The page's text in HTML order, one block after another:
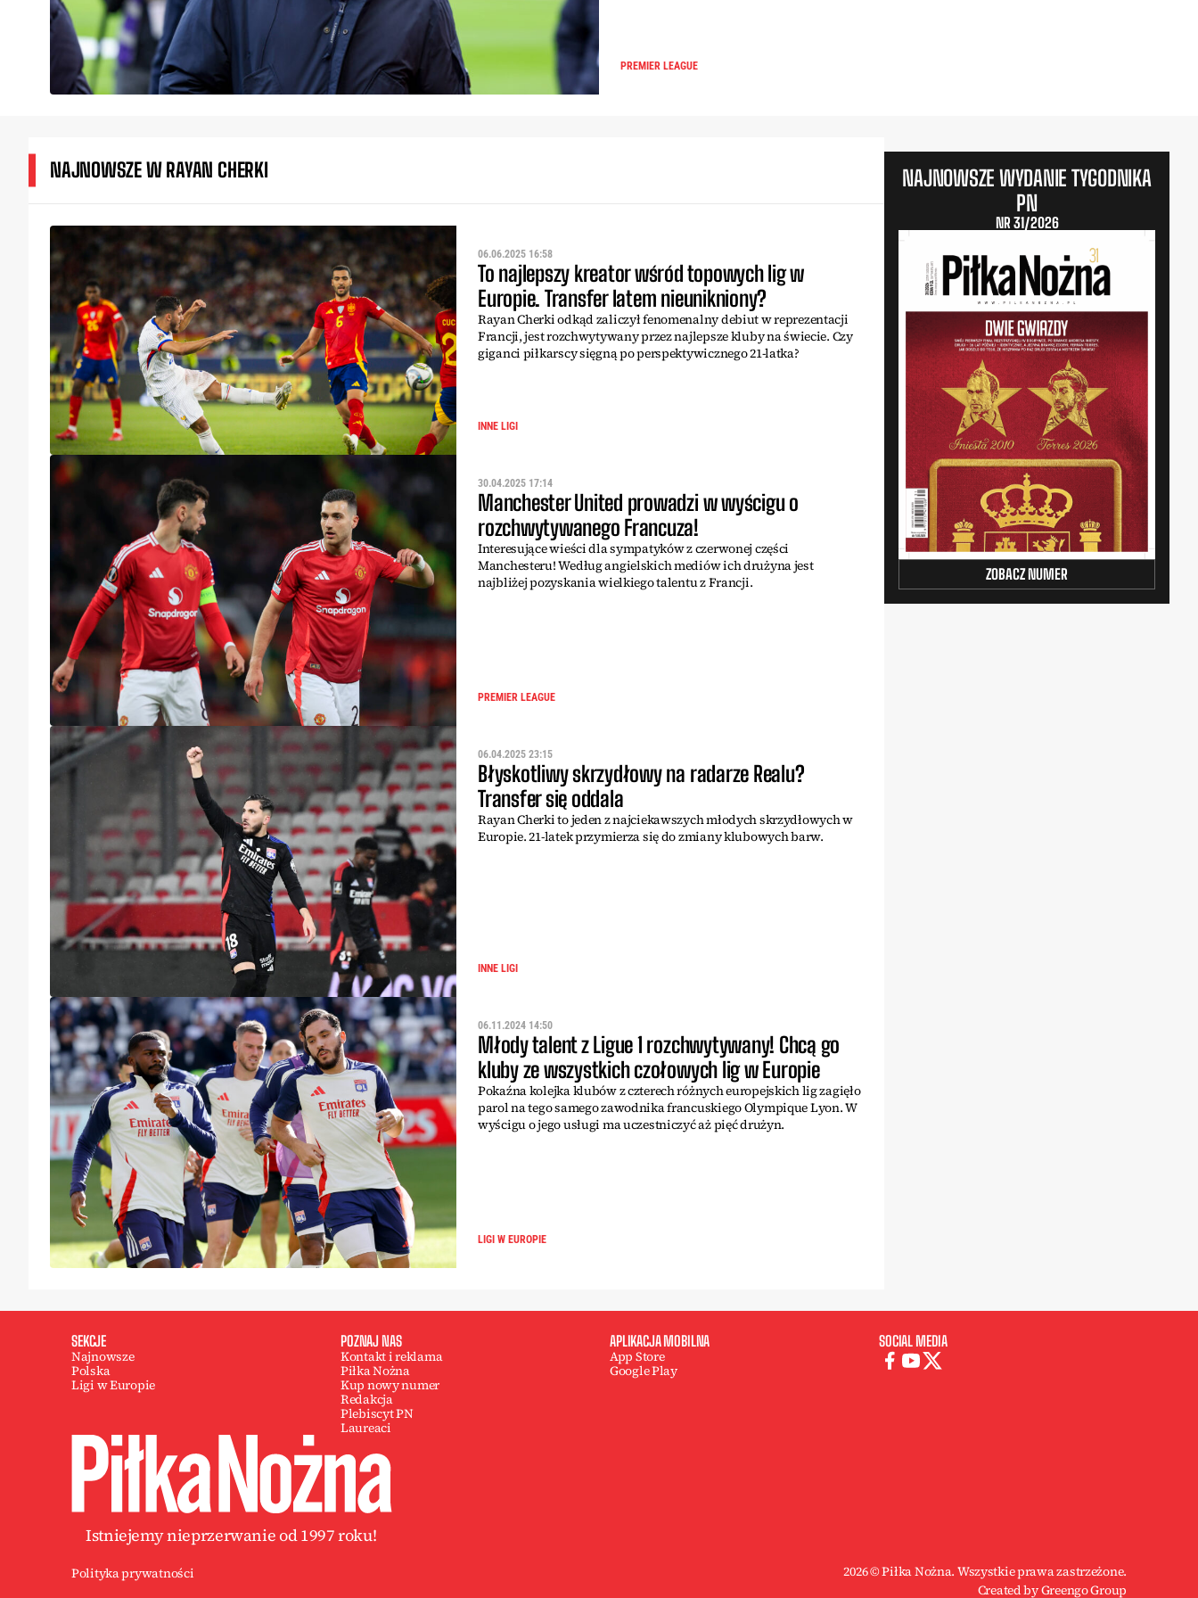
PREMIER LEAGUE
NAJNOWSZE W RAYAN CHERKI
06.06.2025 16:58
To najlepszy kreator wśród topowych lig w
Europie. Transfer latem nieunikniony?
Rayan Cherki odkąd zaliczył fenomenalny debiut w reprezentacji
Francji, jest rozchwytywany przez najlepsze kluby na świecie. Czy
giganci piłkarscy sięgną po perspektywicznego 21-latka?
INNE LIGI
30.04.2025 17:14
Manchester United prowadzi w wyścigu o
rozchwytywanego Francuza!
Interesujące wieści dla sympatyków z czerwonej części
Manchesteru! Według angielskich mediów ich drużyna jest
najbliżej pozyskania wielkiego talentu z Francji.
PREMIER LEAGUE
06.04.2025 23:15
Błyskotliwy skrzydłowy na radarze Realu?
Transfer się oddala
Rayan Cherki to jeden z najciekawszych młodych skrzydłowych w
Europie. 21-latek przymierza się do zmiany klubowych barw.
INNE LIGI
06.11.2024 14:50
Młody talent z Ligue 1 rozchwytywany! Chcą go
kluby ze wszystkich czołowych lig w Europie
Pokaźna kolejka klubów z czterech różnych europejskich lig zagięło
parol na tego samego zawodnika francuskiego Olympique Lyon. W
wyścigu o jego usługi ma uczestniczyć aż pięć drużyn.
LIGI W EUROPIE
NAJNOWSZE WYDANIE TYGODNIKA
PN
NR 31/2026
ZOBACZ NUMER
SEKCJE
Najnowsze
Polska
Ligi w Europie
POZNAJ NAS
Kontakt i reklama
Piłka Nożna
Kup nowy numer
Redakcja
Plebiscyt PN
Laureaci
APLIKACJA MOBILNA
App Store
Google Play
SOCIAL MEDIA
Istniejemy nieprzerwanie od 1997 roku!
Polityka prywatności
2026 © Piłka Nożna. Wszystkie prawa zastrzeżone.
Created by Greengo Group